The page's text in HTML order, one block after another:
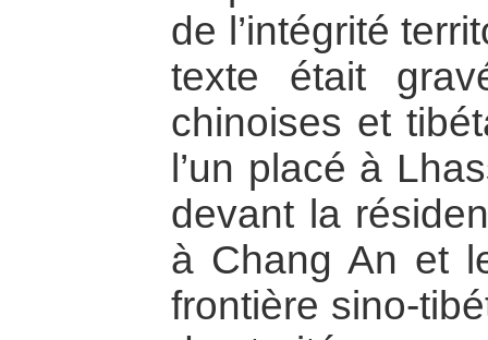
de l’intégrité
texte était
chinoises et
l’un placé à
devant la
à Chang An et
frontière sino-